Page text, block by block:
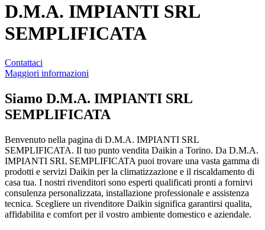
D.M.A. IMPIANTI SRL
SEMPLIFICATA
Contattaci
Maggiori informazioni
Siamo D.M.A. IMPIANTI SRL
SEMPLIFICATA
Benvenuto nella pagina di D.M.A. IMPIANTI SRL
SEMPLIFICATA. Il tuo punto vendita Daikin a Torino. Da D.M.A.
IMPIANTI SRL SEMPLIFICATA puoi trovare una vasta gamma di
prodotti e servizi Daikin per la climatizzazione e il riscaldamento di
casa tua. I nostri rivenditori sono esperti qualificati pronti a fornirvi
consulenza personalizzata, installazione professionale e assistenza
tecnica. Scegliere un rivenditore Daikin significa garantirsi qualita,
affidabilita e comfort per il vostro ambiente domestico e aziendale.